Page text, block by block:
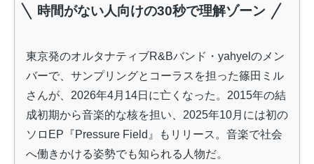
時間がない人向けの30秒で理解ゾーン
東京発のオルタナティブR&Bバンド・yahyelのメン
バーで、サンプリングとコーラスを担った篠田ミル
さんが、2026年4月14日に亡くなった。2015年の結
成初期から音楽的な核を担い、2025年10月には初の
ソロEP『Pressure Field』もリリース。音楽で社会
へ働きかける姿勢でも知られる人物だ。